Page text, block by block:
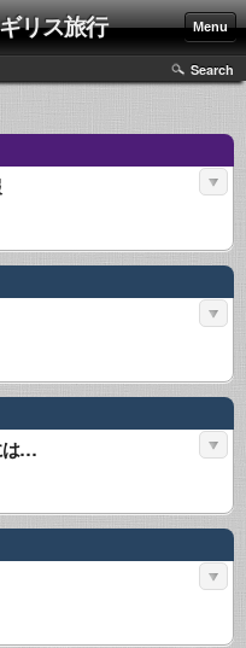
リス旅行 Menu
Search
は…